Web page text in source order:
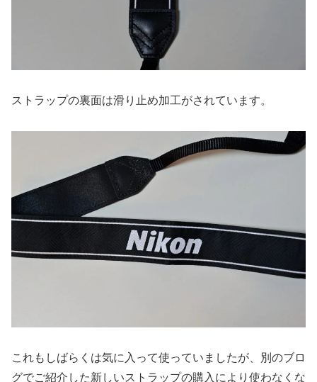
ストラップの裏面は滑り止め加工がされています。
これもしばらくは気に入って使っていましたが、別のブロ
グでご紹介した新しいストラップの購入により使わなくな